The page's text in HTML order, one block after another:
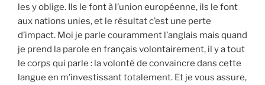
les y oblige. Ils le font à l’union européenne, ils le font
aux nations unies, et le résultat c’est une perte
d’impact. Moi je parle couramment l’anglais mais quand
je prend la parole en français volontairement, il y a tout
le corps qui parle : la volonté de convaincre dans cette
langue en m’investissant totalement. Et je vous assure,